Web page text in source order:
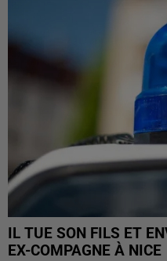
IL TUE SON FILS ET
EX-COMPAGNE À NICE